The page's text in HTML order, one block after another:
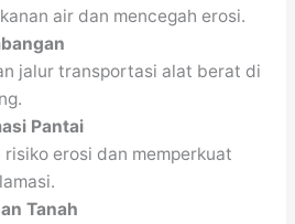
air dan mencegah erosi.
jalur transportasi alat berat di
Pantai
risiko erosi dan memperkuat
Tanah